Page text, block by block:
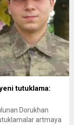
tutuklama:
Dorukhan
artmaya